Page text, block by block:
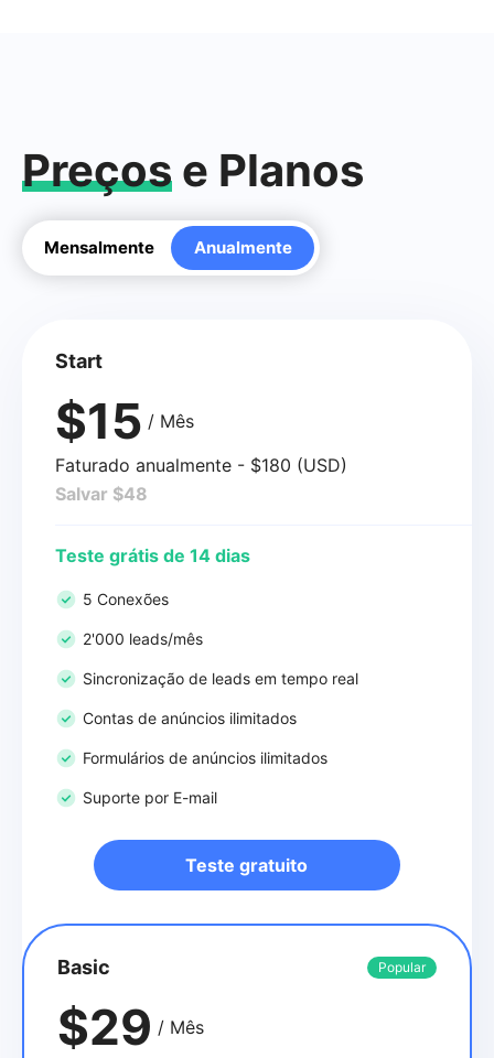
Preços e Planos
Mensalmente Anualmente
Start
$15 / Mês
Faturado anualmente - $180 (USD)
Salvar $48
Teste grátis de 14 dias
5 Conexões
2'000 leads/mês
Sincronização de leads em tempo real
Contas de anúncios ilimitados
Formulários de anúncios ilimitados
Suporte por E-mail
Teste gratuito
Basic Popular
$29 / Mês